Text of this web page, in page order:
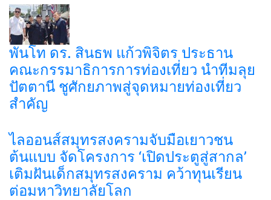
พันโท ดร. สินธพ แก้วพิจิตร ประธาน
คณะกรรมาธิการการท่องเที่ยว นำทีมลุย
ปัตตานี ชูศักยภาพสู่จุดหมายท่องเที่ยว
สำคัญ
ไลออนส์สมุทรสงครามจับมือเยาวชน
ต้นแบบ จัดโครงการ ‘เปิดประตูสู่สากล’
เติมฝันเด็กสมุทรสงคราม คว้าทุนเรียน
ต่อมหาวิทยาลัยโลก